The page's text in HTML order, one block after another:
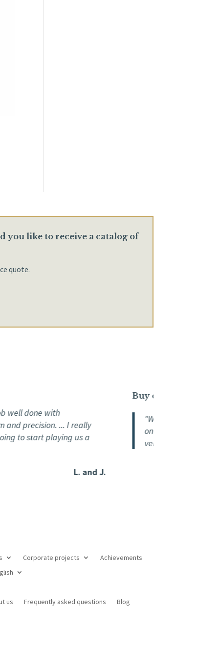
you like to receive a catalog of
quote.
done with
precision. ... I really
start playing us a
L. and J.
Buy online
"We fell in love with the
one....the online
very pleasant and
Corporate projects
Achievements
us Frequently asked questions Blog